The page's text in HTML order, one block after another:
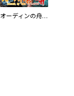
オーディンの舟葬 分冊版